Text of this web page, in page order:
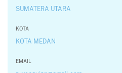
SUMATERA UTARA
KOTA
KOTA MEDAN
EMAIL